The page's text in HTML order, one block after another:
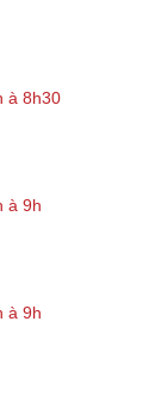
à 8h30
à 9h
à 9h